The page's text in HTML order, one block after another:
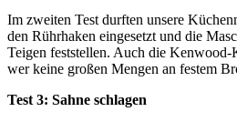
Im zweiten Test durften unsere
den Rührhaken eingesetzt und die
Teigen feststellen. Auch die Kenwood-
wer keine großen Mengen an festem
Test 3: Sahne schlagen